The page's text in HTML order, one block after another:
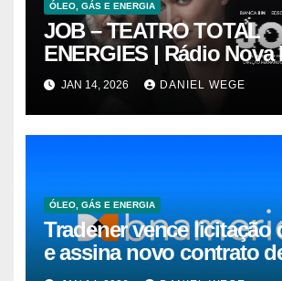
ÓLEO, GÁS E ENERGIA
JOB – TEATRO TOTAL
ENERGIES | Rádio Nova
FMJAN 14, 2026 DANIEL WEGE
ÓLEO, GÁS E ENERGIA
Tradener vence licitação
e assina novo contrato
suprimento de gás